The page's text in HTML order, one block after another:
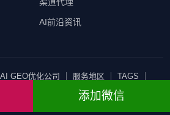
AI前沿资讯
GEO优化公司 ｜ 服务地区 TAGS
｜ All Rights Reserved添加微信